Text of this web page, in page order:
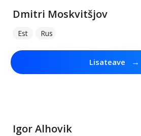
Dmitri Moskvitšjov
Est Rus
Lisateave →
Igor Alhovik